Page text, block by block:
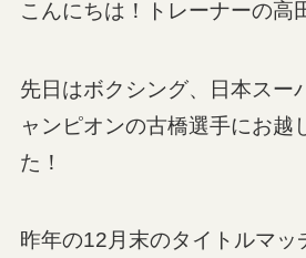
こんにちは！トレーナーの高
先日はボクシング、日本スー
ャンピオンの古橋選手にお越
た！
昨年の12月末のタイトルマッ